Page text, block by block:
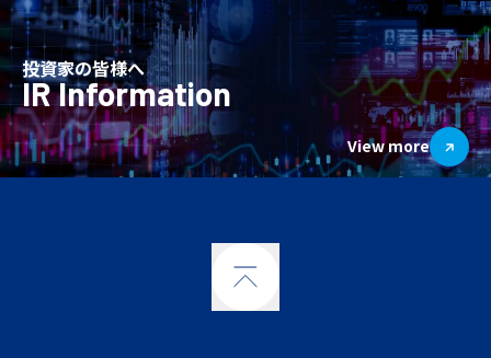
投資家の皆様へ
IR Information
View more